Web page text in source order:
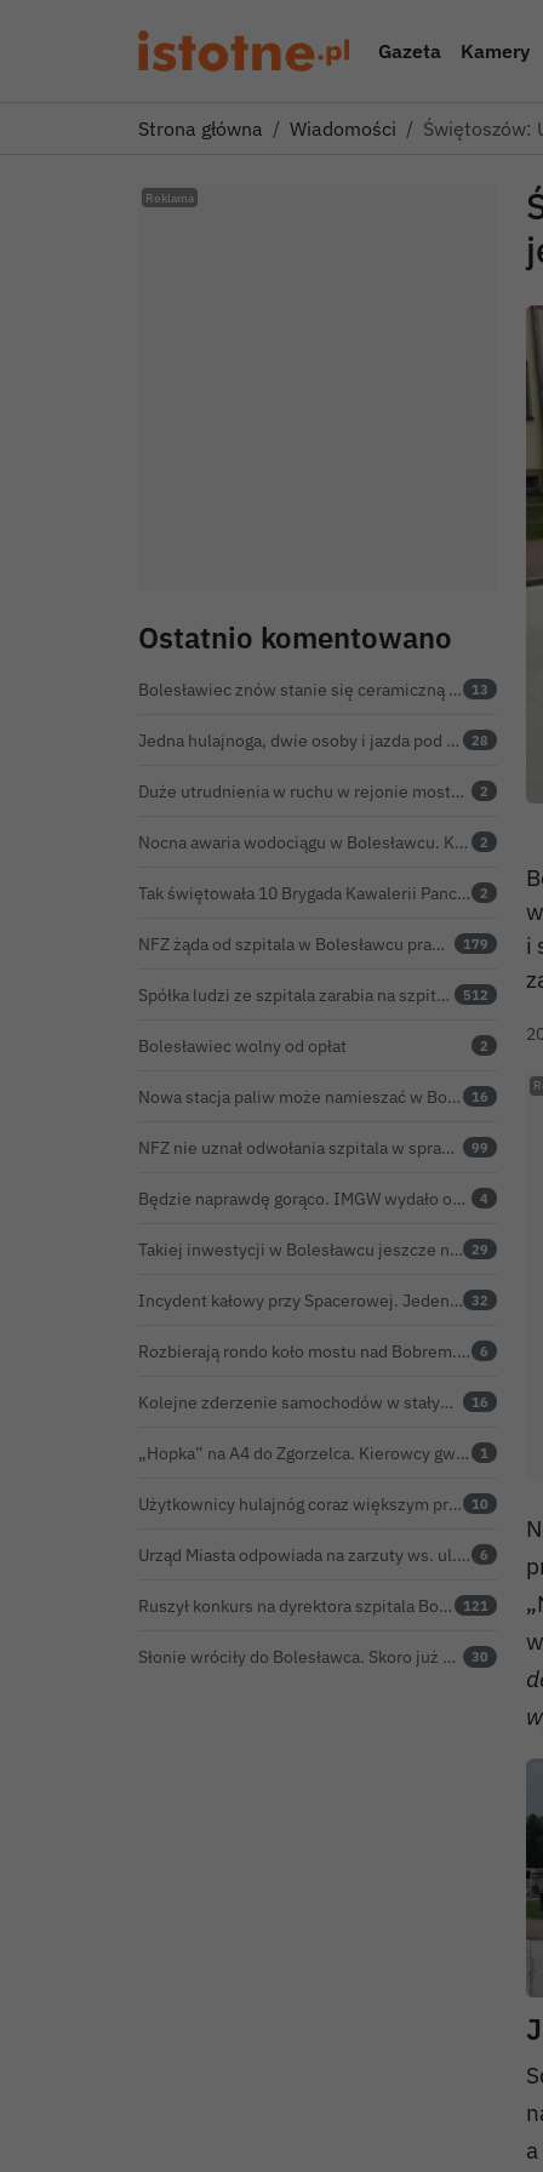
Gazeta Kamery
Strona główna Wiadomości Świętoszów:
Ostatnio komentowano
Bolesławiec znów stanie się ceramiczną stolicą Polski. Zbliża się 32. Święto Ceramiki 13
Jedna hulajnoga, dwie osoby i jazda pod prąd. Kolejne skrajnie nieodpowiedzialne zachowanie na ulicach Bolesławca 28
Duże utrudnienia w ruchu w rejonie mostu w Bolesławcu 2
Nocna awaria wodociągu w Bolesławcu. Kilka ulic bez wody 2
Tak świętowała 10 Brygada Kawalerii Pancernej. Chorągiew, defilada i pokaz lotniczy 2
NFZ żąda od szpitala w Bolesławcu prawie 5,9 mln zł. Potężny cios po kontroli rozliczeń 179
Spółka ludzi ze szpitala zarabia na szpitalu w Bolesławcu. Kwoty pozostają tajne 512
Bolesławiec wolny od opłat 2
Nowa stacja paliw może namieszać w Bolesławcu. Ceny mogą być niższe nawet o 30 groszy na litrze 16
NFZ nie uznał odwołania szpitala w sprawie prawie 5,9 mln zł. Barczyk: rozważamy sąd 99
Będzie naprawdę gorąco. IMGW wydało ostrzeżenie dla powiatu bolesławieckiego 4
Takiej inwestycji w Bolesławcu jeszcze nie było 29
Incydent kałowy przy Spacerowej. Jeden z basenów zamknięty do odwołania 32
Rozbierają rondo koło mostu nad Bobrem. Powstanie tu rondo turbinowe 6
Kolejne zderzenie samochodów w stałym punkcie na obwodnicy Bolesławca 16
„Hopka” na A4 do Zgorzelca. Kierowcy gwałtownie hamują, GDDKiA wyjaśnia, skąd problem 1
Użytkownicy hulajnóg coraz większym problemem. Czy Bolesławiec powinien pójść śladem Gniezna? 10
Urząd Miasta odpowiada na zarzuty ws. ul. Sokolej. „Droga spełnia wszystkie normy” 6
Ruszył konkurs na dyrektora szpitala Bolesławiec-Zgorzelec. Rozstrzygnięcie już w czerwcu? 121
Słonie wróciły do Bolesławca. Skoro już są, powinny dostać imiona? 30
i